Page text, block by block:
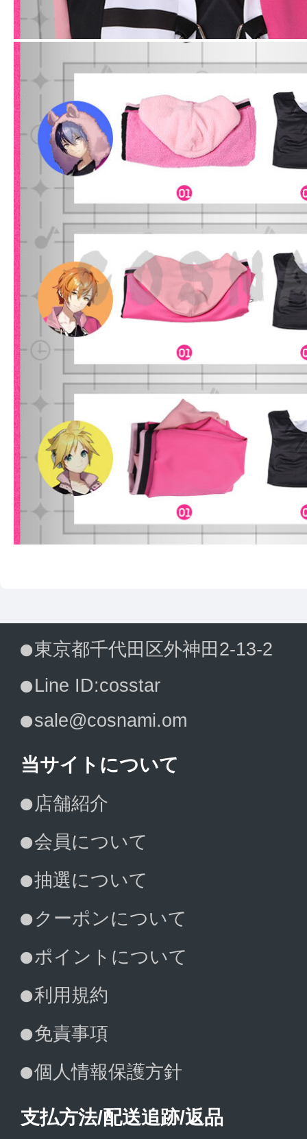
東京都千代田区外神田2-13-2
Line ID:cosstar
sale@cosnami.om
当サイトについて
店舗紹介
会員について
抽選について
クーポンについて
ポイントについて
利用規約
免責事項
個人情報保護方針
支払方法/配送追跡/返品